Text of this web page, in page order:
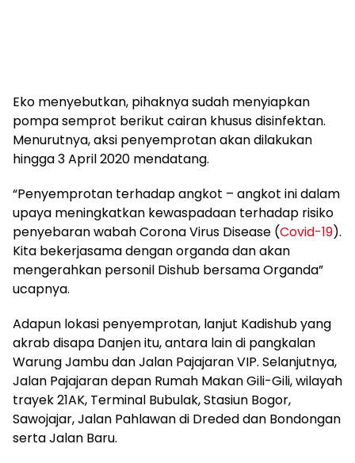
Eko menyebutkan, pihaknya sudah menyiapkan
pompa semprot berikut cairan khusus disinfektan.
Menurutnya, aksi penyemprotan akan dilakukan
hingga 3 April 2020 mendatang.
“Penyemprotan terhadap angkot – angkot ini dalam
upaya meningkatkan kewaspadaan terhadap risiko
penyebaran wabah Corona Virus Disease (Covid-19).
Kita bekerjasama dengan organda dan akan
mengerahkan personil Dishub bersama Organda”
ucapnya.
Adapun lokasi penyemprotan, lanjut Kadishub yang
akrab disapa Danjen itu, antara lain di pangkalan
Warung Jambu dan Jalan Pajajaran VIP. Selanjutnya,
Jalan Pajajaran depan Rumah Makan Gili-Gili, wilayah
trayek 21AK, Terminal Bubulak, Stasiun Bogor,
Sawojajar, Jalan Pahlawan di Dreded dan Bondongan
serta Jalan Baru.